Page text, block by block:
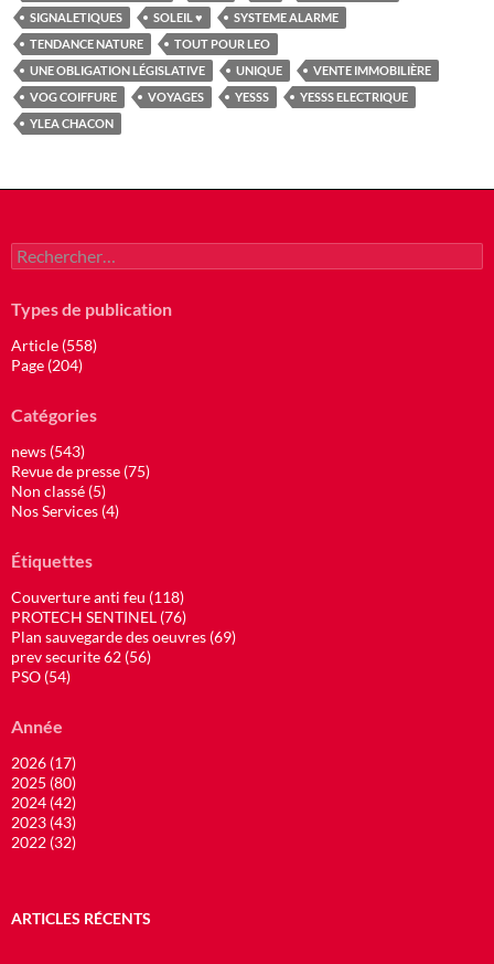
SIGNALETIQUES
SOLEIL ♥
SYSTEME ALARME
TENDANCE NATURE
TOUT POUR LEO
UNE OBLIGATION LÉGISLATIVE
UNIQUE
VENTE IMMOBILIÈRE
VOG COIFFURE
VOYAGES YESSS
YESSS ELECTRIQUE
YLEA CHACON
Rechercher :
Types de publication
Article (558)
Page (204)
Catégories
news (543)
Revue de presse (75)
Non classé (5)
Nos Services (4)
Étiquettes
Couverture anti feu (118)
PROTECH SENTINEL (76)
Plan sauvegarde des oeuvres (69)
prev securite 62 (56)
PSO (54)
Année
2026 (17)
2025 (80)
2024 (42)
2023 (43)
2022 (32)
ARTICLES RÉCENTS